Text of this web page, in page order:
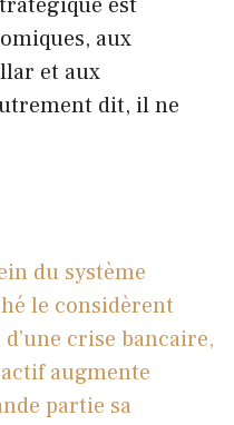
aux
et aux
dit, il ne
du système
le considèrent
crise bancaire,
augmente
partie sa